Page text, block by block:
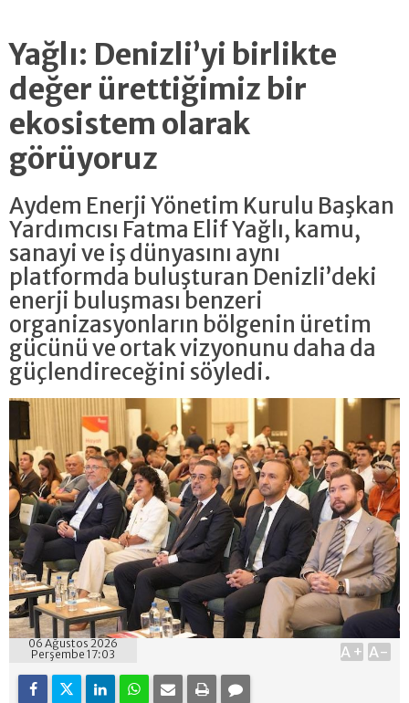
Yağlı: Denizli’yi birlikte
değer ürettiğimiz bir
ekosistem olarak
görüyoruz
Aydem Enerji Yönetim Kurulu Başkan
Yardımcısı Fatma Elif Yağlı, kamu,
sanayi ve iş dünyasını aynı
platformda buluşturan Denizli’deki
enerji buluşması benzeri
organizasyonların bölgenin üretim
gücünü ve ortak vizyonunu daha da
güçlendireceğini söyledi.
06 Ağustos 2026
Perşembe 17:03
A+ A-